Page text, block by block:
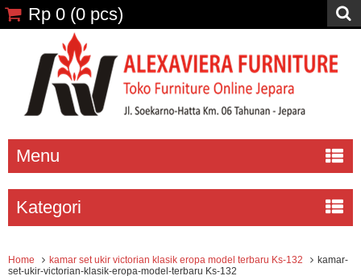
Rp 0 (0 pcs)
Menu
Kategori
Home kamar set ukir victorian klasik eropa model terbaru Ks-132
kamar-
set-ukir-victorian-klasik-eropa-model-terbaru Ks-132